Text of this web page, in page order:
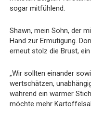
sogar mitfühlend.
Shawn, mein Sohn, der
Hand zur Ermutigung.
erneut stolz die Brust,
„Wir sollten einander
wertschätzen,
während ein warmer
möchte mehr